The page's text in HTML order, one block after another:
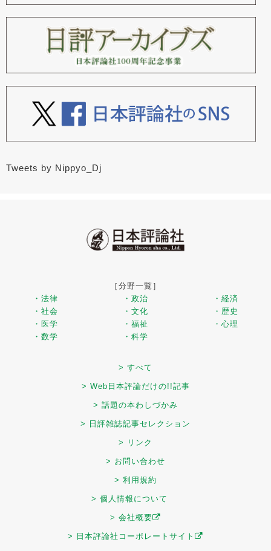
Tweets by Nippyo_Dj
［分野一覧］
・法律
・政治
・経済
・社会
・文化
・歴史
・医学
・福祉
・心理
・数学
・科学
> すべて
> Web日本評論だけの!!記事
> 話題の本わしづかみ
> 日評雑誌記事セレクション
> リンク
> お問い合わせ
> 利用規約
> 個人情報について
> 会社概要
> 日本評論社コーポレートサイト